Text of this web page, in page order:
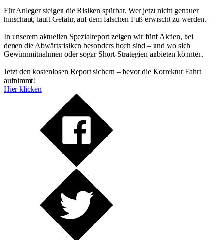
Für Anleger steigen die Risiken spürbar. Wer jetzt nicht genauer
hinschaut, läuft Gefahr, auf dem falschen Fuß erwischt zu werden.
In unserem aktuellen Spezialreport zeigen wir fünf Aktien, bei
denen die Abwärtsrisiken besonders hoch sind – und wo sich
Gewinnmitnahmen oder sogar Short-Strategien anbieten könnten.
Jetzt den kostenlosen Report sichern – bevor die Korrektur Fahrt
aufnimmt!
Hier klicken